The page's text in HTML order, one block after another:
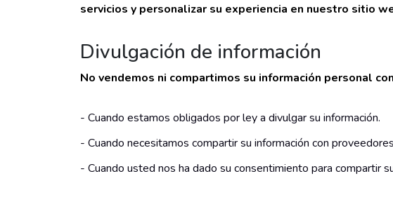
servicios y personalizar su experiencia en nuestro sitio
Divulgación de información
No vendemos ni compartimos su información personal
- Cuando estamos obligados por ley a divulgar su información.
- Cuando necesitamos compartir su información con
- Cuando usted nos ha dado su consentimiento para compartir